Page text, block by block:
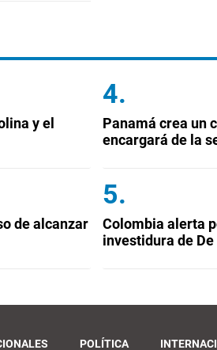
y el
de alcanzar
Panamá crea un
encargará de la
Colombia alerta
investidura de
POLÍTICA